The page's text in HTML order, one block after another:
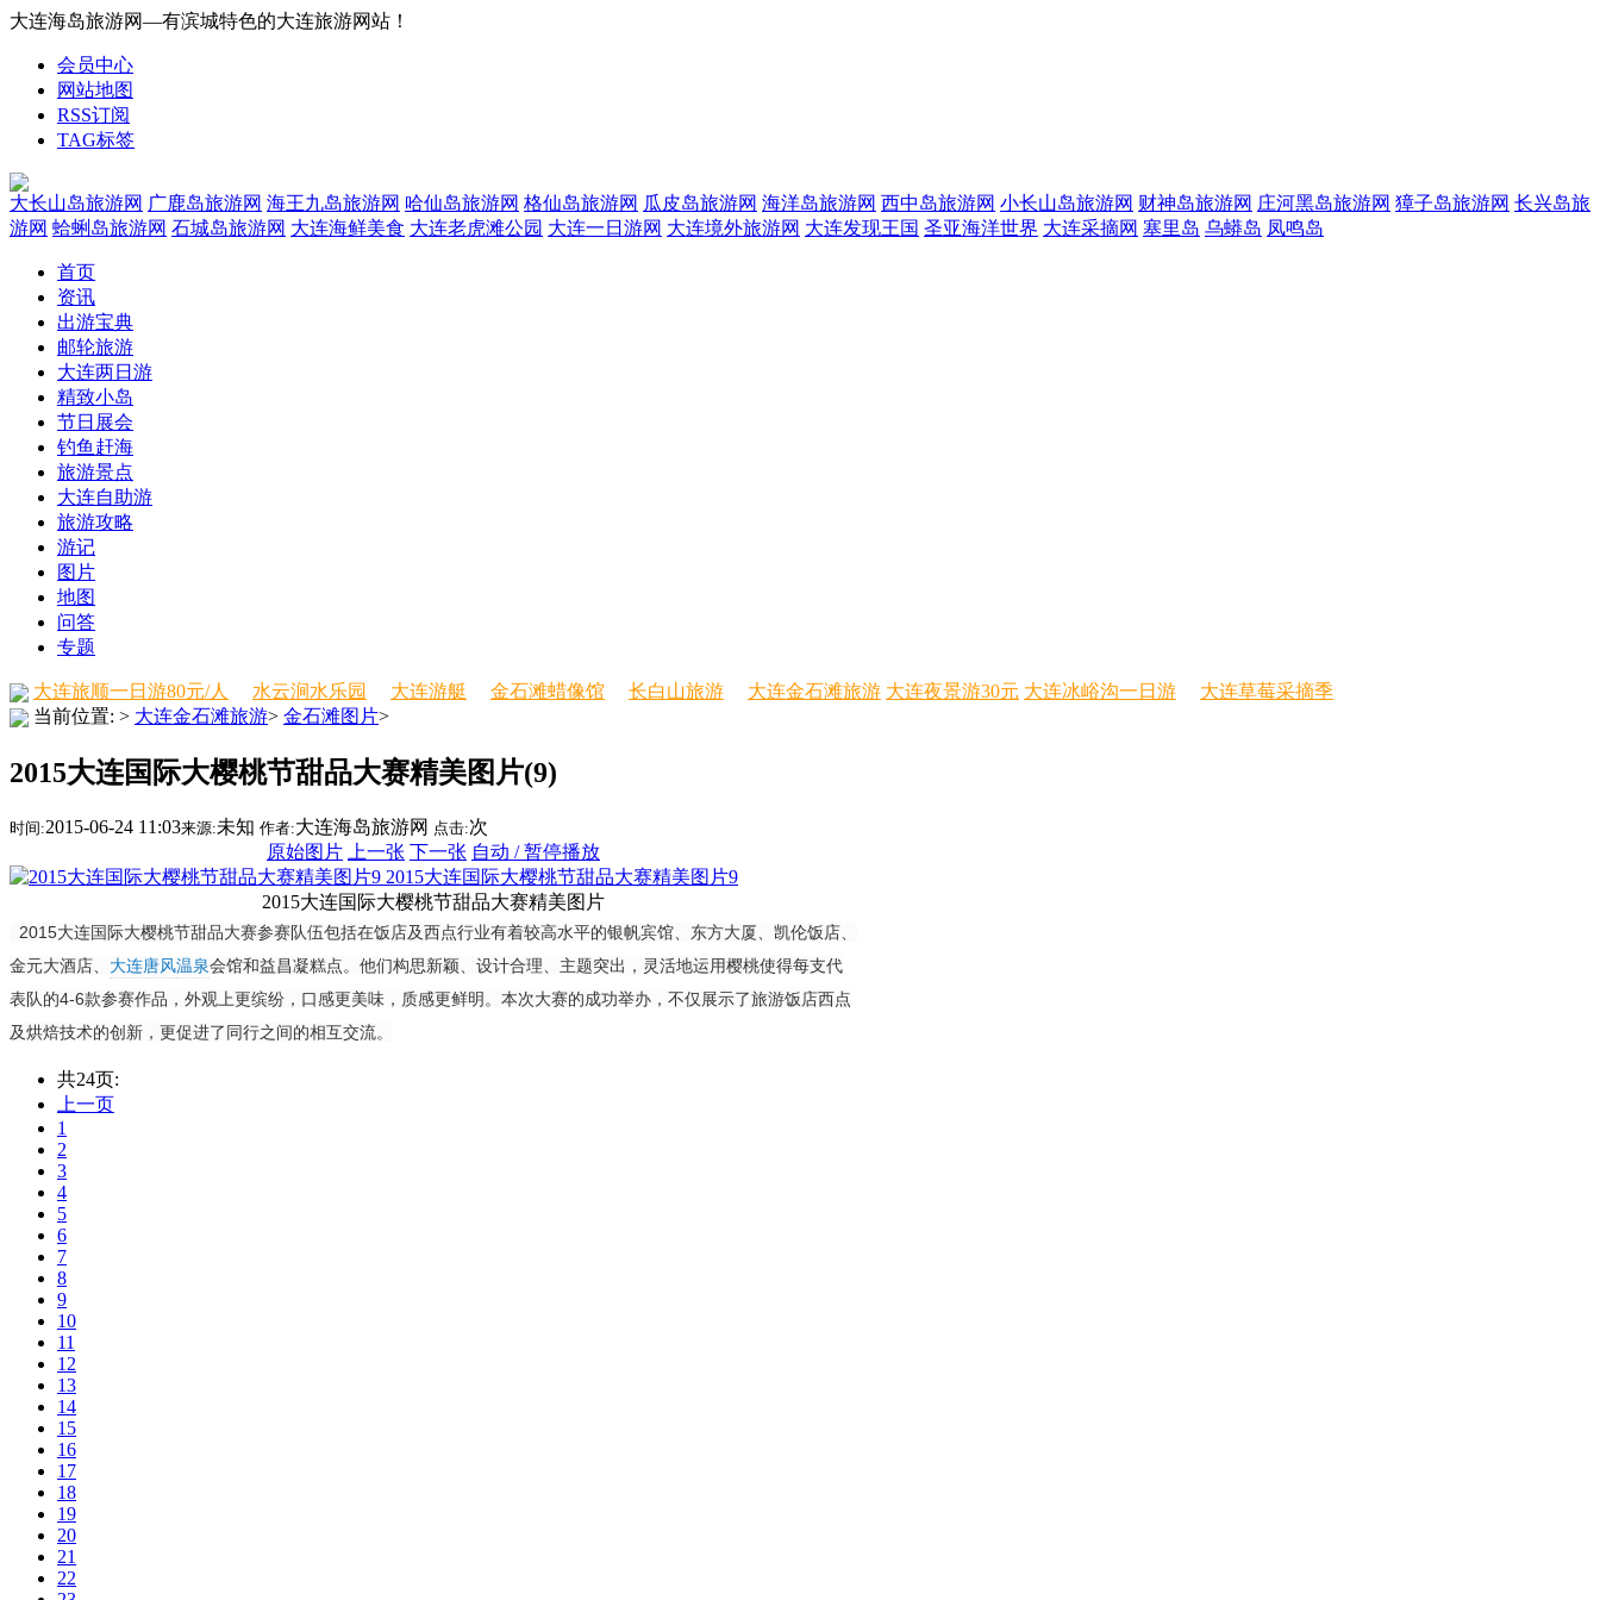
大连海岛旅游网—有滨城特色的大连旅游网站！
会员中心
网站地图
RSS订阅
TAG标签
大长山岛旅游网 广鹿岛旅游网 海王九岛旅游网 哈仙岛旅游网 格仙岛旅游网 瓜皮岛旅游网 海洋岛旅游网 西中岛旅游网 小长山岛旅游网 财神岛旅游网 庄河黑岛旅游网 獐子岛旅游网 长兴岛旅
游网 蛤蜊岛旅游网 石城岛旅游网 大连海鲜美食 大连老虎滩公园 大连一日游网 大连境外旅游网 大连发现王国 圣亚海洋世界 大连采摘网 塞里岛 乌蟒岛 凤鸣岛
首页
资讯
出游宝典
邮轮旅游
大连两日游
精致小岛
节日展会
钓鱼赶海
旅游景点
大连自助游
旅游攻略
游记
图片
地图
问答
专题
大连旅顺一日游80元/人 水云涧水乐园 大连游艇 金石滩蜡像馆 长白山旅游 大连金石滩旅游 大连夜景游30元 大连冰峪沟一日游
大连草莓采摘季
当前位置: > 大连金石滩旅游> 金石滩图片>
2015大连国际大樱桃节甜品大赛精美图片(9)
时间:2015-06-24 11:03来源:未知 作者:大连海岛旅游网 点击:次
原始图片
上一张 下一张 自动 / 暂停播放
2015大连国际大樱桃节甜品大赛精美图片9
2015大连国际大樱桃节甜品大赛精美图片
2015大连国际大樱桃节甜品大赛参赛队伍包括在饭店及西点行业有着较高水平的银帆宾馆、东方大厦、凯伦饭店、
金元大酒店、 大连唐风温泉会馆和益昌凝糕点。他们构思新颖、设计合理、主题突出，灵活地运用樱桃使得每支代
表队的4-6款参赛作品，外观上更缤纷，口感更美味，质感更鲜明。本次大赛的成功举办，不仅展示了旅游饭店西点
及烘焙技术的创新，更促进了同行之间的相互交流。
共24页:
上一页
1
2
3
4
5
6
7
8
9
10
11
12
13
14
15
16
17
18
19
20
21
22